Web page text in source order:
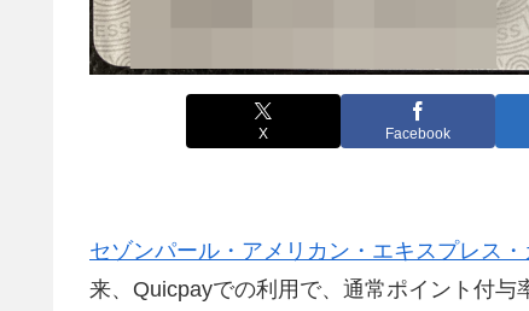
X Facebook
セゾンパール・アメリカン・エキスプレス・
来、Quicpayでの利用で、通常ポイント付